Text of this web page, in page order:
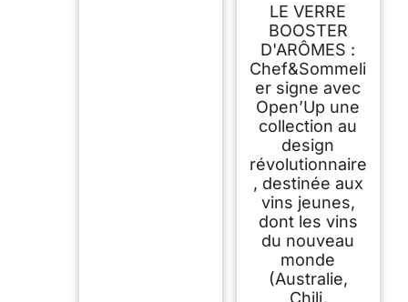
Effervescent de 20
cl en Cristallin -
Verres Modernes et
Élégants -
Résistance Hors
Norme -
Transparence
Absolue
LE VERRE
BOOSTER
D'ARÔMES :
Chef&Sommeli
er signe avec
Open’Up une
collection au
design
révolutionnaire
, destinée aux
vins jeunes,
dont les vins
du nouveau
monde
(Australie,
Chili,